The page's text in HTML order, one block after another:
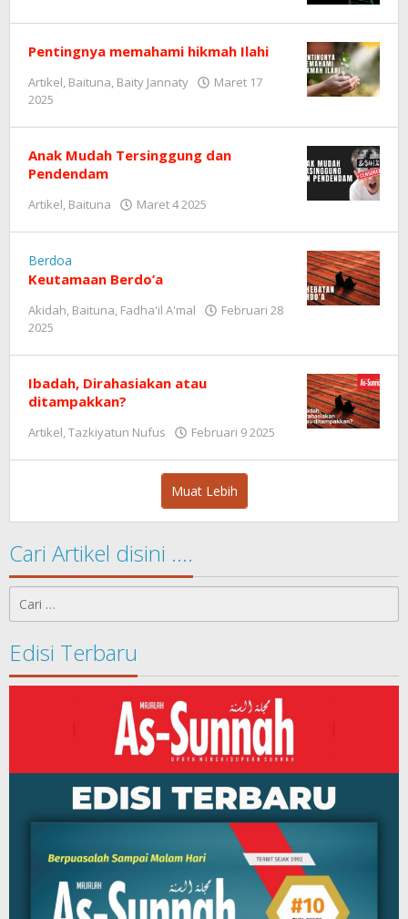
Pentingnya memahami hikmah Ilahi
Artikel, Baituna, Baity Jannaty
Maret 17
2025
Anak Mudah Tersinggung dan
Pendendam
Artikel, Baituna Maret 4 2025
Berdoa
Keutamaan Berdo’a
Akidah, Baituna, Fadha'il A'mal
Februari 28
2025
Ibadah, Dirahasiakan atau
ditampakkan?
Artikel,Tazkiyatun Nufus Februari 9 2025
oleh
Muat Lebih
Cari Artikel disini ….
Cari
untuk:
Edisi Terbaru